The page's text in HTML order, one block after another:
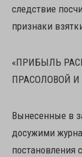
следствие
признаки
«ПРИБЫЛЬ
ПРАСОЛОВОЙ
Вынесенные в
досужими
постановления